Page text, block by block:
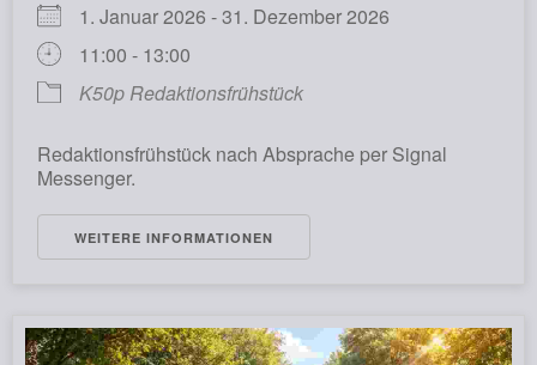
1. Januar 2026 - 31. Dezember 2026
11:00 - 13:00
K50p Redaktionsfrühstück
Redaktionsfrühstück nach Absprache per Signal
Messenger.
WEITERE INFORMATIONEN